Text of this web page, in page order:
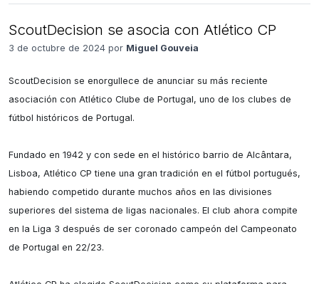
ScoutDecision se asocia con Atlético CP
3 de octubre de 2024 por Miguel Gouveia
ScoutDecision se enorgullece de anunciar su más reciente
asociación con Atlético Clube de Portugal, uno de los clubes de
fútbol históricos de Portugal.
Fundado en 1942 y con sede en el histórico barrio de Alcântara,
Lisboa, Atlético CP tiene una gran tradición en el fútbol portugués,
habiendo competido durante muchos años en las divisiones
superiores del sistema de ligas nacionales. El club ahora compite
en la Liga 3 después de ser coronado campeón del Campeonato
de Portugal en 22/23.